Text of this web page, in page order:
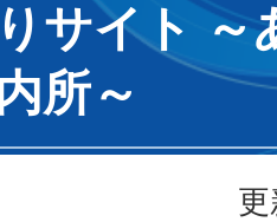
サイト ～
所～